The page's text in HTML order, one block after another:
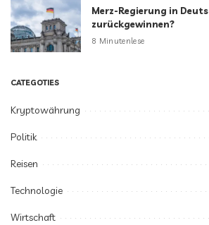
Merz-Regierung in
zurückgewinnen?
8 Minutenlese
CATEGOTIES
Kryptowährung
Politik
Reisen
Technologie
Wirtschaft